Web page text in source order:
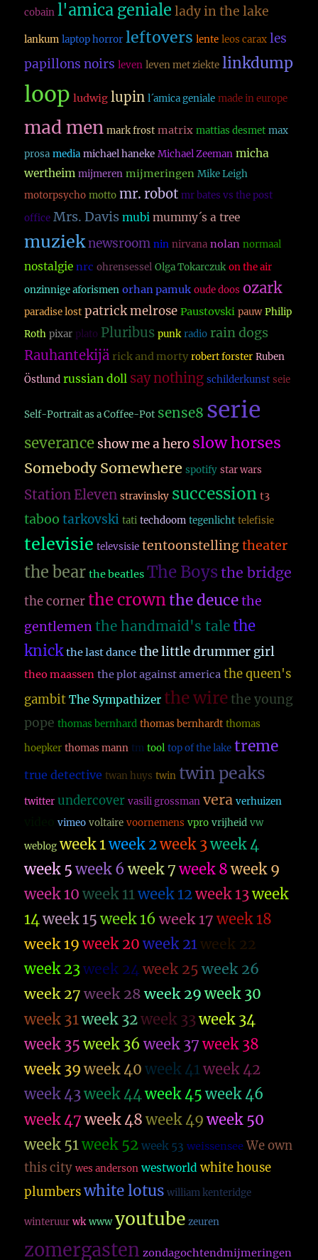
cobain l'amica geniale lady in the lake
lankum laptop horror leftovers lente leos carax les
papillons noirs leven leven met ziekte linkdump
loop ludwig lupin l´amica geniale made in europe
mad men mark frost matrix mattias desmet max
prosa media michael haneke Michael Zeeman micha
wertheim mijmeren mijmeringen Mike Leigh
motorpsycho motto mr. robot mr bates vs the post
office Mrs. Davis mubi mummy´s a tree
muzieknewsroom nin nirvana nolan normaal
nostalgie nrc ohrensessel Olga Tokarczuk on the air
onzinnige aforismen orhan pamuk oude doos ozark
paradise lost patrick melrose Paustovski pauw Philip
Roth pixar plato Pluribus punk radio rain dogs
Rauhantekijä rick and morty robert forster Ruben
Östlund russian doll say nothing schilderkunst seie
Self-Portrait as a Coffee-Pot sense8 serie
severance show me a hero slow horses
Somebody Somewhere spotify star wars
Station Eleven stravinsky succession t3
taboo tarkovski tati techdoom tegenlicht telefisie
televisie televsisie tentoonstelling theater
the bear the beatles The Boysthe bridge
the corner the crownthe deuce the
gentlemen the handmaid's talethe
knick the last dance the little drummer girl
theo maassen the plot against america the queen's
gambit The Sympathizer the wire the young
pope thomas bernhard thomas bernhardt thomas
hoepker thomas mann tm tool top of the lake treme
true detective twan huys twin twin peaks
twitter undercover vasili grossman vera verhuizen
vimeo voltaire voornemens vpro vrijheid vw
weblog week 1week 2week 3week 4
week 5 week 6 week 7 week 8 week 9
week 10 week 11week 12week 13week
14week 15 week 16 week 17 week 18
week 19 week 20 week 21week 22
week 23week 24 week 25 week 26
week 27 week 28 week 29 week 30
week 31week 32week 33week 34
week 35 week 36 week 37 week 38
week 39 week 40 week 41week 42
week 43week 44week 45 week 46
week 47 week 48 week 49 week 50
week 51week 52 week 53 weissensee We own
this city wes anderson westworld white house
plumbers white lotus william kenteridge
winteruur wk www youtube zeuren
zomergasten zondagochtendmijmeringen